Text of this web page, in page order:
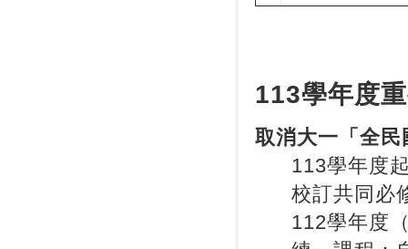
113學年度
取消大一「全
113學年度
校訂共同必
112學年度